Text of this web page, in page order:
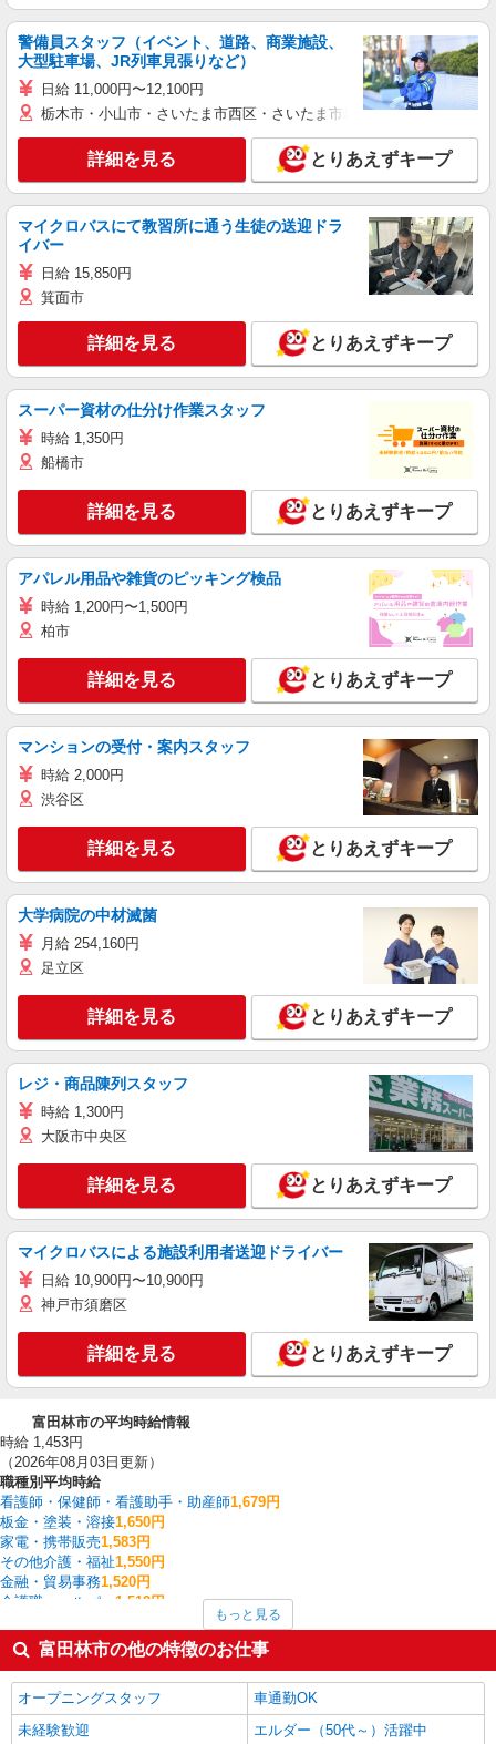
警備員スタッフ（イベント、道路、商業施設、
大型駐車場、JR列車見張りなど）
日給 11,000円〜12,100円
栃木市・小山市・さいたま市西区・さいたま市岩槻区・久喜市・蓮田
詳細を見る とりあえずキープ
マイクロバスにて教習所に通う生徒の送迎ドラ
イバー
日給 15,850円
箕面市
詳細を見る とりあえずキープ
スーパー資材の仕分け作業スタッフ
時給 1,350円
船橋市
詳細を見る とりあえずキープ
アパレル用品や雑貨のピッキング検品
時給 1,200円〜1,500円
柏市
詳細を見る とりあえずキープ
マンションの受付・案内スタッフ
時給 2,000円
渋谷区
詳細を見る とりあえずキープ
大学病院の中材滅菌
月給 254,160円
足立区
詳細を見る とりあえずキープ
レジ・商品陳列スタッフ
時給 1,300円
大阪市中央区
詳細を見る とりあえずキープ
マイクロバスによる施設利用者送迎ドライバー
日給 10,900円〜10,900円
神戸市須磨区
詳細を見る とりあえずキープ
富田林市の平均時給情報
時給 1,453円
（2026年08月03日更新）
職種別平均時給
看護師・保健師・看護助手・助産師1,679円
板金・塗装・溶接1,650円
家電・携帯販売1,583円
その他介護・福祉1,550円
金融・貿易事務1,520円
介護職・ヘルパー 1,519円
経理・人事・労務・総務・法務1,500円
医療事務・受付・クラーク 1,500円
クレーン・玉掛1,425円
富田林市の他の職種の平均時給を見る
もっと見る
富田林市の他の特徴のお仕事
オープニングスタッフ
車通勤OK
未経験歓迎
エルダー（50代～）活躍中